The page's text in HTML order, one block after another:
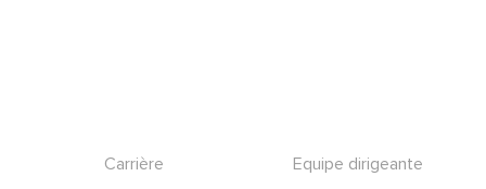
Carrière
Equipe dirigeante